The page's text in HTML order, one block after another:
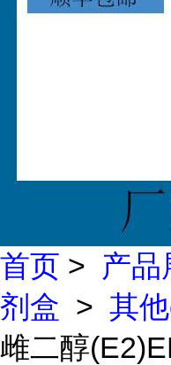
首页 > 产品
剂盒 > 其
雌二醇